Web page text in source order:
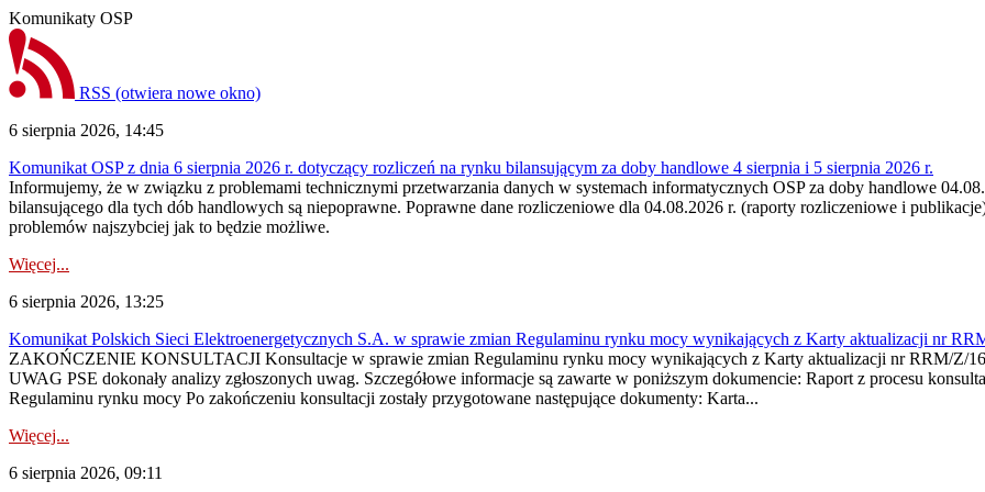
Komunikaty OSP
RSS (otwiera nowe okno)
6 sierpnia 2026, 14:45
Komunikat OSP z dnia 6 sierpnia 2026 r. dotyczący rozliczeń na rynku bilansującym za doby handlowe 4 sierpnia i 5 sierpnia 2026 r.
Informujemy, że w związku z problemami technicznymi przetwarzania danych w systemach informatycznych OSP za doby handlowe
bilansującego dla tych dób handlowych są niepoprawne. Poprawne dane rozliczeniowe dla 04.08.2026 r. (raporty rozliczeniowe i
problemów najszybciej jak to będzie możliwe.
Więcej...
6 sierpnia 2026, 13:25
Komunikat Polskich Sieci Elektroenergetycznych S.A. w sprawie zmian Regulaminu rynku mocy wynikających z Karty aktualizacji nr
ZAKOŃCZENIE KONSULTACJI Konsultacje w sprawie zmian Regulaminu rynku mocy wynikających z Karty aktualizacji nr RRM/Z/
UWAG PSE dokonały analizy zgłoszonych uwag. Szczegółowe informacje są zawarte w poniższym dokumencie: Raport z procesu
Regulaminu rynku mocy Po zakończeniu konsultacji zostały przygotowane następujące dokumenty: Karta...
Więcej...
6 sierpnia 2026, 09:11